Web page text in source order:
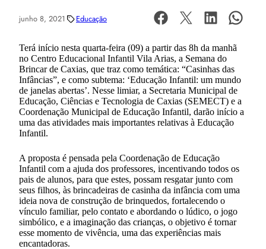
junho 8, 2021 Educação
Terá início nesta quarta-feira (09) a partir das 8h da manhã
no Centro Educacional Infantil Vila Arias, a Semana do
Brincar de Caxias, que traz como temática: “Casinhas das
Infâncias”, e como subtema: ‘Educação Infantil: um mundo
de janelas abertas’. Nesse limiar, a Secretaria Municipal de
Educação, Ciências e Tecnologia de Caxias (SEMECT) e a
Coordenação Municipal de Educação Infantil, darão início a
uma das atividades mais importantes relativas à Educação
Infantil.
A proposta é pensada pela Coordenação de Educação
Infantil com a ajuda dos professores, incentivando todos os
pais de alunos, para que estes, possam resgatar junto com
seus filhos, às brincadeiras de casinha da infância com uma
ideia nova de construção de brinquedos, fortalecendo o
vínculo familiar, pelo contato e abordando o lúdico, o jogo
simbólico, e a imaginação das crianças, o objetivo é tornar
esse momento de vivência, uma das experiências mais
encantadoras.